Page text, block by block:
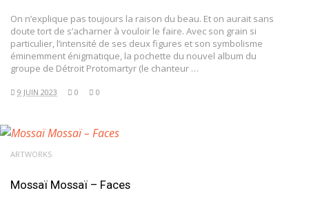
On n’explique pas toujours la raison du beau. Et on aurait sans
doute tort de s’acharner à vouloir le faire. Avec son grain si
particulier, l’intensité de ses deux figures et son symbolisme
éminemment énigmatique, la pochette du nouvel album du
groupe de Détroit Protomartyr (le chanteur …
9 JUIN 2023 0 0
ARTWORKS
Mossaï Mossaï – Faces